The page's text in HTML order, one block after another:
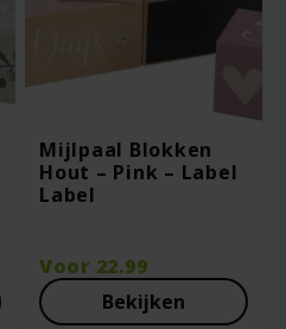
Mijlpaal Blokken
Hout – Pink – Label
Label
Voor 22.99
Bekijken